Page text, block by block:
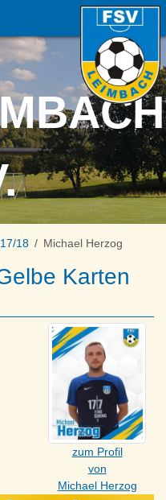
18 Michael Herzog
Karten
zum Profil
von
Michael Herzog